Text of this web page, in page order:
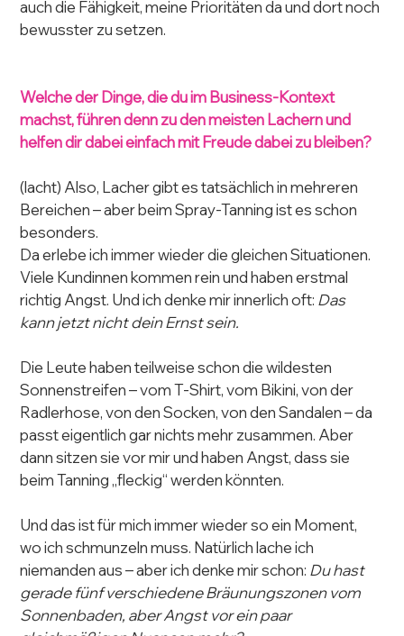
auch die Fähigkeit, meine Prioritäten da und dort noch
bewusster zu setzen.
Welche der Dinge, die du im Business-Kontext
machst, führen denn zu den meisten Lachern und
helfen dir dabei einfach mit Freude dabei zu bleiben?
(lacht) Also, Lacher gibt es tatsächlich in mehreren
Bereichen – aber beim Spray-Tanning ist es schon
besonders.
Da erlebe ich immer wieder die gleichen Situationen.
Viele Kundinnen kommen rein und haben erstmal
richtig Angst. Und ich denke mir innerlich oft: Das
kann jetzt nicht dein Ernst sein.
Die Leute haben teilweise schon die wildesten
Sonnenstreifen – vom T-Shirt, vom Bikini, von der
Radlerhose, von den Socken, von den Sandalen – da
passt eigentlich gar nichts mehr zusammen. Aber
dann sitzen sie vor mir und haben Angst, dass sie
beim Tanning „fleckig“ werden könnten.
Und das ist für mich immer wieder so ein Moment,
wo ich schmunzeln muss. Natürlich lache ich
niemanden aus – aber ich denke mir schon: Du hast
gerade fünf verschiedene Bräunungszonen vom
Sonnenbaden, aber Angst vor ein paar